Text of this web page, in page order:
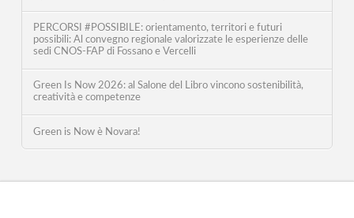
PERCORSI #POSSIBILE: orientamento, territori e futuri
possibili: Al convegno regionale valorizzate le esperienze delle
sedi CNOS-FAP di Fossano e Vercelli
Green Is Now 2026: al Salone del Libro vincono sostenibilità,
creatività e competenze
Green is Now è Novara!